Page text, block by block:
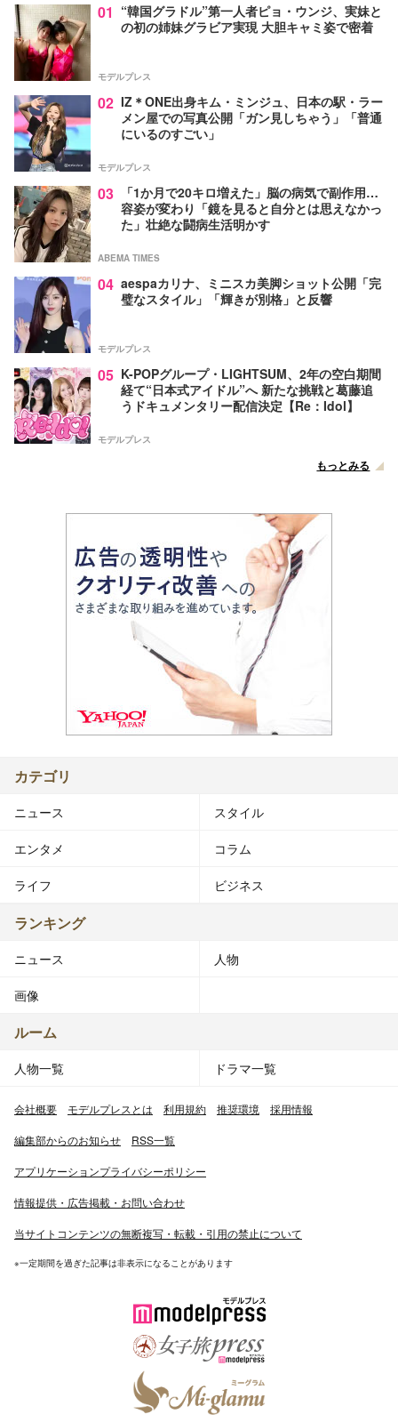
01 “韓国グラドル”第一人者ピョ・ウンジ、実妹と
の初の姉妹グラビア実現 大胆キャミ姿で密着
モデルプレス
02 IZ＊ONE出身キム・ミンジュ、日本の駅・ラー
メン屋での写真公開「ガン見しちゃう」「普通
にいるのすごい」
モデルプレス
03
「1か月で20キロ増えた」脳の病気で副作用…
容姿が変わり「鏡を見ると自分とは思えなかっ
た」壮絶な闘病生活明かす
ABEMA TIMES
04 aespaカリナ、ミニスカ美脚ショット公開「完
璧なスタイル」「輝きが別格」と反響
モデルプレス
05 K-POPグループ・LIGHTSUM、2年の空白期間
経て“日本式アイドル”へ 新たな挑戦と葛藤追
うドキュメンタリー配信決定【Re：Idol】
モデルプレス
もっとみる
カテゴリ
ニュース スタイル
エンタメ コラム
ライフ ビジネス
ランキング
ニュース 人物
画像
ルーム
人物一覧 ドラマ一覧
会社概要 モデルプレスとは 利用規約 推奨環境 採用情報
編集部からのお知らせ RSS一覧
アプリケーションプライバシーポリシー
情報提供・広告掲載・お問い合わせ
当サイトコンテンツの無断複写・転載・引用の禁止について
※一定期間を過ぎた記事は非表示になることがあります